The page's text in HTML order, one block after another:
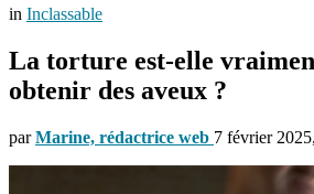
in Inclassable
La torture est-elle
obtenir des aveux ?
par Marine, rédactrice web 7 février